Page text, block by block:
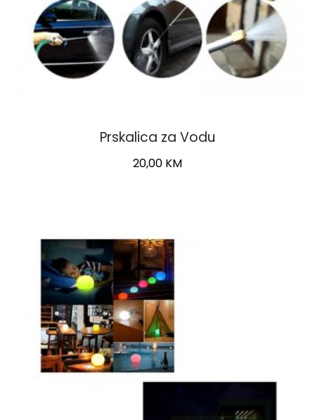
Prskalica za Vodu
20,00 KM